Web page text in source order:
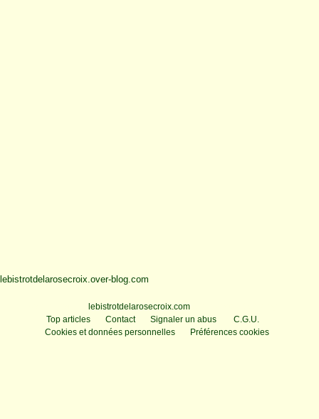
lebistrotdelarosecroix.over-blog.com
lebistrotdelarosecroix.com
Top articles
Contact Signaler un abus
C.G.U.
Cookies et données personnelles
Préférences cookies